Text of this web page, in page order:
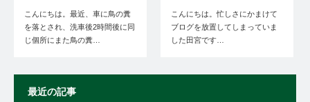
こんにちは。最近、車に鳥の糞
を落とされ、洗車後2時間後に同
じ個所にまた鳥の糞…
こんにちは。忙しさにかまけて
ブログを放置してしまっていま
した田宮です…
最近の記事